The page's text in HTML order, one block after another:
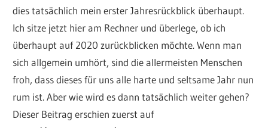
dies tatsächlich mein erster Jahresrückblick überhaupt.
Ich sitze jetzt hier am Rechner und überlege, ob ich
überhaupt auf 2020 zurückblicken möchte. Wenn man
sich allgemein umhört, sind die allermeisten Menschen
froh, dass dieses für uns alle harte und seltsame Jahr nun
rum ist. Aber wie wird es dann tatsächlich weiter gehen?
Dieser Beitrag erschien zuerst auf